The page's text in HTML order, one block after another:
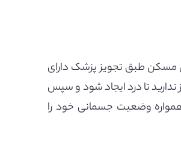
مسکن طبق تجویز پزشک دارای
تا درد ایجاد شود و سپس
وضعیت جسمانی خود را